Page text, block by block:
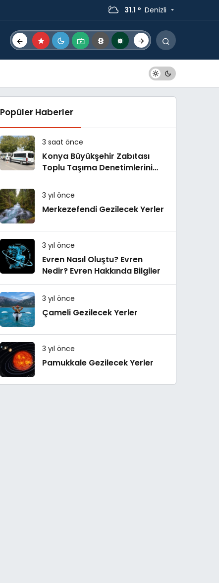
31.1 ° Denizli
Popüler Haberler
3 saat önce
Konya Büyükşehir Zabıtası
Toplu Taşıma Denetimlerini
Sürdürüyor
3 yıl önce
Merkezefendi Gezilecek Yerler
3 yıl önce
Evren Nasıl Oluştu? Evren
Nedir? Evren Hakkında Bilgiler
3 yıl önce
Çameli Gezilecek Yerler
3 yıl önce
Pamukkale Gezilecek Yerler